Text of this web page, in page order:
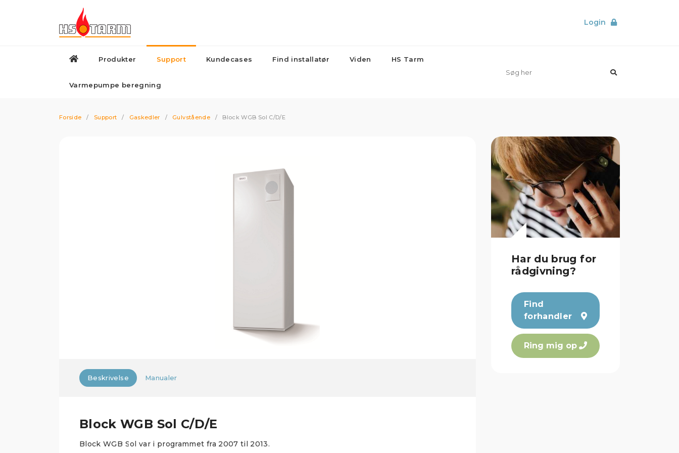
Login
Produkter Support Kundecases Find installatør Viden HS Tarm
Varmepumpe beregning
Forside / Support / Gaskedler / Gulvstående / Block WGB Sol C/D/E
Beskrivelse Manualer
Block WGB Sol C/D/E
Block WGB Sol var i programmet fra 2007 til 2013.
Har du brug for
rådgivning?
Find
forhandler
Ring mig op